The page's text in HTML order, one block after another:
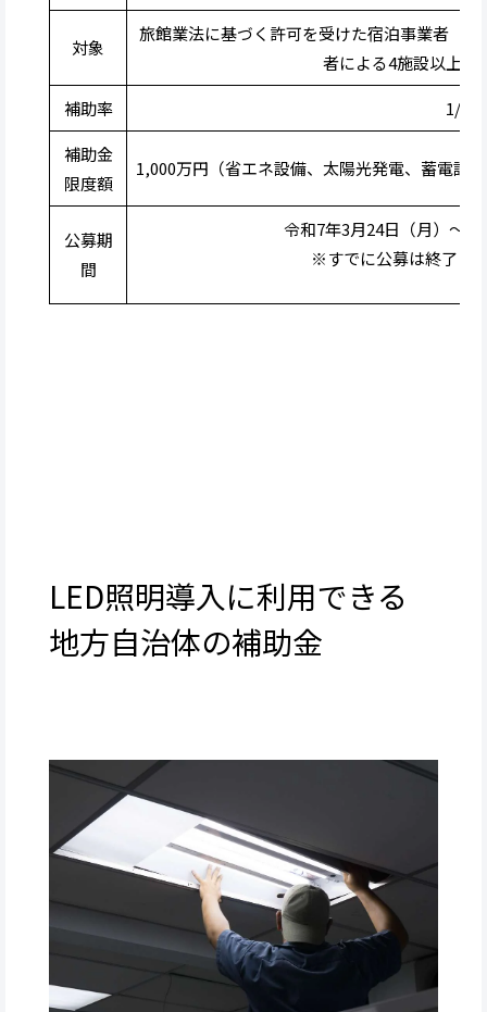
対象
旅館業法に基づく許可を受けた宿泊事業者（
者による4施設以上の
補助率
1/2
補助金
限度額
1,000万円（省エネ設備、太陽光発電、蓄電設
公募期
間
令和7年3月24日（月）〜
※すでに公募は終了（
LED照明導入に利用できる
地方自治体の補助金